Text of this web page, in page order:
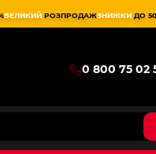
ВЕЛИКИЙ РОЗПРОДАЖЗНИЖКИ ДО
0 800 75 02